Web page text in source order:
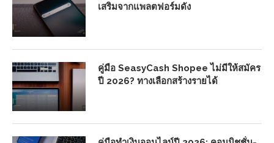
เสริมจากแพลตฟอร์มดัง
คู่มือ SeasyCash Shopee ไม่มีให้สมัคร
ปี 2026? ทางเลือกสร้างรายได้